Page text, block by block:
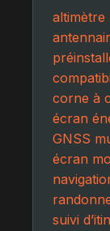
altimètre
corne à
écran
GNSS
écran
suivi